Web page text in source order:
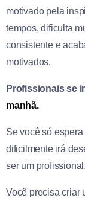
motivado pela
tempos, dificulta
consistente e
motivados.
Profissionais se
manhã.
Se você só
dificilmente irá
ser um profissional.
Você precisa criar